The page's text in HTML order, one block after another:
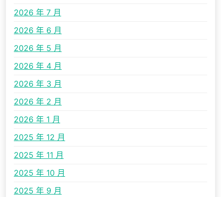
2026 年 7 月
2026 年 6 月
2026 年 5 月
2026 年 4 月
2026 年 3 月
2026 年 2 月
2026 年 1 月
2025 年 12 月
2025 年 11 月
2025 年 10 月
2025 年 9 月